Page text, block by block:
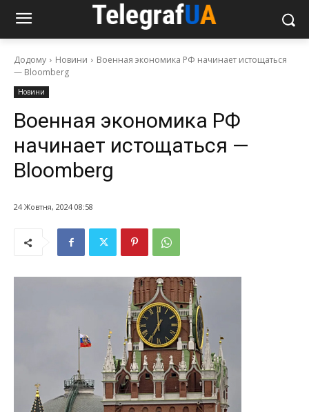
Додому Новини
Военная экономика РФ начинает истощаться
— Bloomberg
Новини
Военная экономика РФ
начинает истощаться —
Bloomberg
24 Жовтня, 2024 08:58